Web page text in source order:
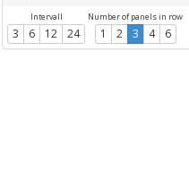
Intervall
3 6 12 24
Number of panels in row
1 2 3 4 6